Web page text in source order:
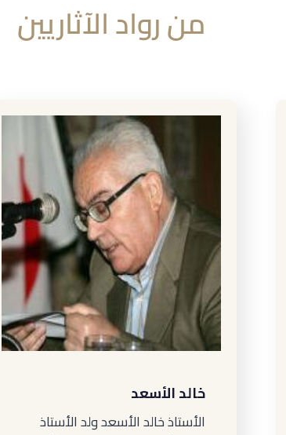
من رواد الآثاريين
خالد الأسعد
الأستاذ خالد الأسعد ولد الأستاذ